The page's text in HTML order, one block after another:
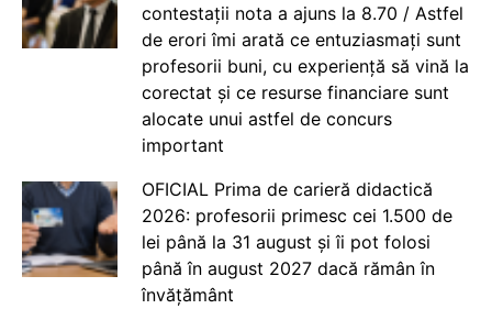
contestații nota a ajuns la 8.70 / Astfel
de erori îmi arată ce entuziasmați sunt
profesorii buni, cu experiență să vină la
corectat și ce resurse financiare sunt
alocate unui astfel de concurs
important
OFICIAL Prima de carieră didactică
2026: profesorii primesc cei 1.500 de
lei până la 31 august și îi pot folosi
până în august 2027 dacă rămân în
învățământ